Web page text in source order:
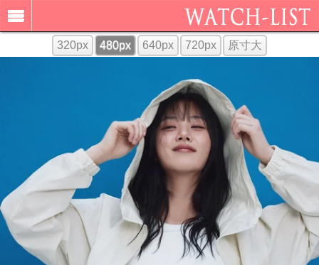
320px 480px 640px 720px 原寸大